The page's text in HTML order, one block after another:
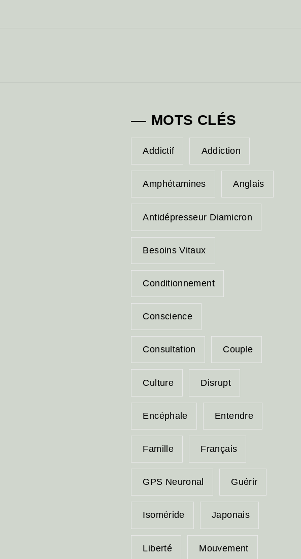
MOTS CLÉS
Addictif Addiction
Amphétamines Anglais
Antidépresseur Diamicron
Besoins Vitaux
Conditionnement
Conscience
Consultation Couple
Culture Disrupt
Encéphale Entendre
Famille Français
GPS Neuronal Guérir
Isoméride Japonais
Liberté Mouvement